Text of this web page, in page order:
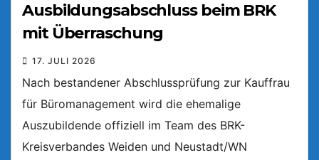
Ausbildungsabschluss beim BRK
mit Überraschung
17. JULI 2026
Nach bestandener Abschlussprüfung zur Kauffrau
für Büromanagement wird die ehemalige
Auszubildende offiziell im Team des BRK-
Kreisverbandes Weiden und Neustadt/WN